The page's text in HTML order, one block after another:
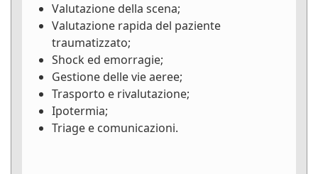
Valutazione della scena;
Valutazione rapida del paziente
traumatizzato;
Shock ed emorragie;
Gestione delle vie aeree;
Trasporto e rivalutazione;
Ipotermia;
Triage e comunicazioni.